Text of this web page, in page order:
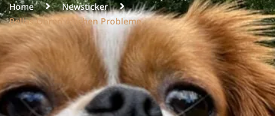
Home
Newsticker
Bellas Ohren machen Probleme